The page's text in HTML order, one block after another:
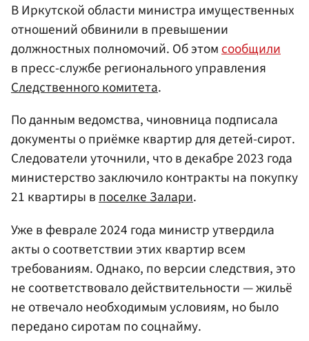
В Иркутской области министра имущественных
отношений обвинили в превышении
должностных полномочий. Об этомсообщили
в пресс-службе регионального управления
Следственного комитета.
По данным ведомства, чиновница подписала
документы о приёмке квартир для детей-сирот.
Следователи уточнили, что в декабре 2023 года
министерство заключило контракты на покупку
21 квартиры впоселке Залари.
Уже в феврале 2024 года министр утвердила
акты о соответствии этих квартир всем
требованиям. Однако, по версии следствия, это
не соответствовало действительности — жильё
не отвечало необходимым условиям, но было
передано сиротам по соцнайму.